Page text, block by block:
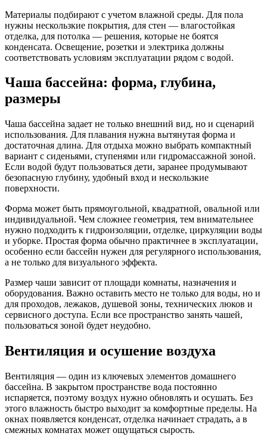
Материалы подбирают с учетом влажной среды. Для пола
нужны нескользкие покрытия, для стен — влагостойкая
отделка, для потолка — решения, которые не боятся
конденсата. Освещение, розетки и электрика должны
соответствовать условиям эксплуатации рядом с водой.
Чаша бассейна: форма, глубина,
размеры
Чаша бассейна задает не только внешний вид, но и сценарий
использования. Для плавания нужна вытянутая форма и
достаточная длина. Для отдыха можно выбрать компактный
вариант с сиденьями, ступенями или гидромассажной зоной.
Если водой будут пользоваться дети, заранее продумывают
безопасную глубину, удобный вход и нескользкие
поверхности.
Форма может быть прямоугольной, квадратной, овальной или
индивидуальной. Чем сложнее геометрия, тем внимательнее
нужно подходить к гидроизоляции, отделке, циркуляции воды
и уборке. Простая форма обычно практичнее в эксплуатации,
особенно если бассейн нужен для регулярного использования,
а не только для визуального эффекта.
Размер чаши зависит от площади комнаты, назначения и
оборудования. Важно оставить место не только для воды, но и
для проходов, лежаков, душевой зоны, технических люков и
сервисного доступа. Если все пространство занять чашей,
пользоваться зоной будет неудобно.
Вентиляция и осушение воздуха
Вентиляция — один из ключевых элементов домашнего
бассейна. В закрытом пространстве вода постоянно
испаряется, поэтому воздух нужно обновлять и осушать. Без
этого влажность быстро выходит за комфортные пределы. На
окнах появляется конденсат, отделка начинает страдать, а в
смежных комнатах может ощущаться сырость.